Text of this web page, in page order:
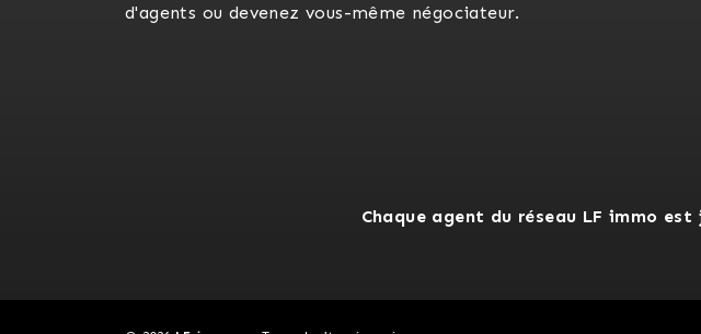
d'agents ou devenez vous-même négociateur.
Chaque agent du réseau LF immo